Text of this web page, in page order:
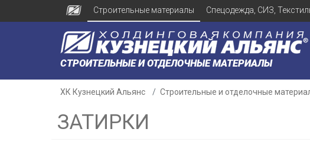
Строительные материалы Спецодежда, СИЗ,
СТРОИТЕЛЬНЫЕ И ОТДЕЛОЧНЫЕ МАТЕРИАЛЫ
ХК Кузнецкий Альянс Строительные и отделочные
ЗАТИРКИ